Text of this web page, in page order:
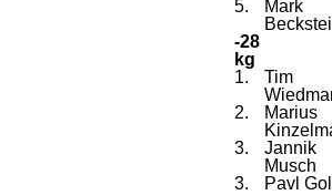
5.
Mark
-28
kg
1.
Tim
2.
Marius
3.
Jannik
Musch
3.
Pavl